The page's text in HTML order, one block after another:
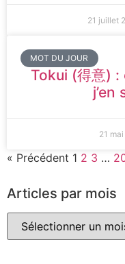
21 juillet
MOT DU JOUR
Tokui (得意)
j’en
21
« Précédent 1 2 3 …
Articles par mois